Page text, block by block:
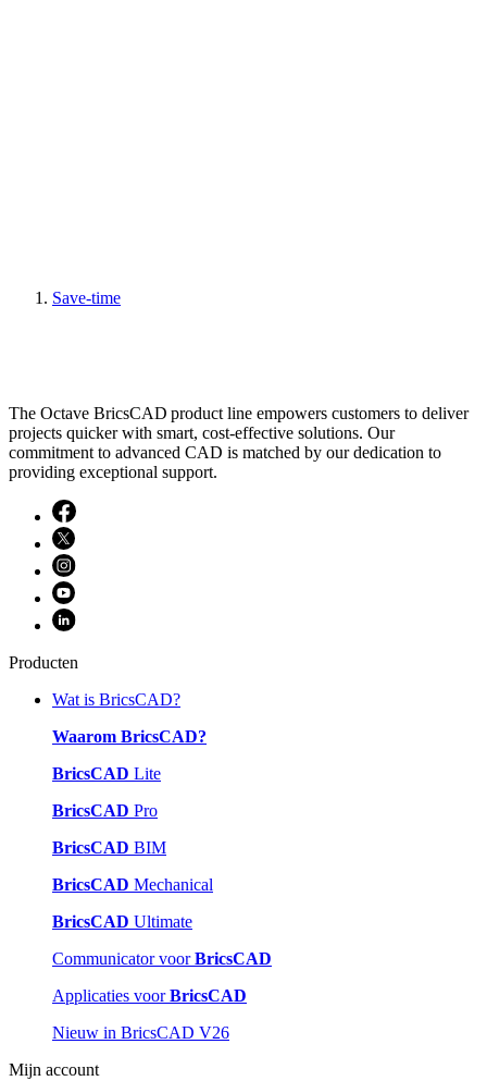
Save-time
The Octave BricsCAD product line empowers customers to deliver
projects quicker with smart, cost-effective solutions. Our
commitment to advanced CAD is matched by our dedication to
providing exceptional support.
Producten
Wat is BricsCAD?
Waarom BricsCAD?
BricsCAD Lite
BricsCAD Pro
BricsCAD BIM
BricsCAD Mechanical
BricsCAD Ultimate
Communicator voorBricsCAD
Applicaties voorBricsCAD
Nieuw in BricsCAD V26
Mijn account